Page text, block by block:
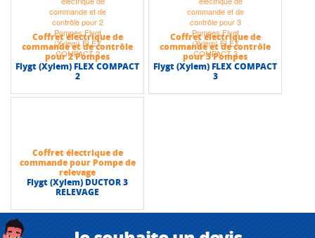
Coffret électrique de
commande et de contrôle
pour 2 Pompes
Flygt (Xylem) FLEX COMPACT
2
Coffret électrique de
commande et de contrôle
pour 3 Pompes
Flygt (Xylem) FLEX COMPACT
3
Coffret électrique de
commande pour Pompe de
relevage
Flygt (Xylem) DUCTOR 3
RELEVAGE